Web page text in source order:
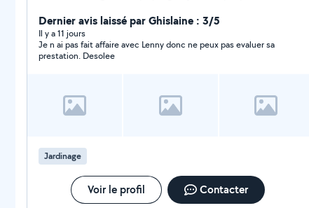
automatique - créer des massifs - planter des haies -
créer des allées en pierres ou en dalles - faire un
potager De l'aménagement de jardin au simple
entretien, la satisfaction de mes clients est ma priorité.
Dernier avis laissé par Ghislaine : 3/5
Il y a 11 jours
Je n ai pas fait affaire avec Lenny donc ne peux pas evaluer sa
prestation. Desolee
Jardinage
Voir le profil Contacter